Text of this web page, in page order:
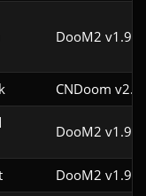
DooM2 v1.9f
CNDoom
DooM2 v1.9
DooM2 v1.9f